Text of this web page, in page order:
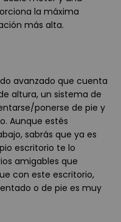
la máxima
más alta.
avanzado que cuenta
altura, un sistema de
ponerse de pie y
Aunque estés
sabrás que ya es
escritorio te lo
amigables que
con este escritorio,
o de pie es muy